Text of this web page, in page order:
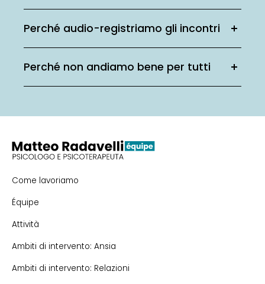
Perché audio-registriamo gli incontri
Perché non andiamo bene per tutti
Come lavoriamo
Équipe
Attività
Ambiti di intervento: Ansia
Ambiti di intervento: Relazioni